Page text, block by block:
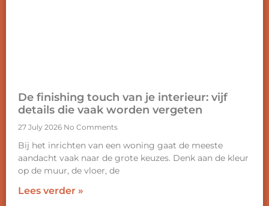
De finishing touch van je interieur: vijf
details die vaak worden vergeten
27 July 2026 No Comments
Bij het inrichten van een woning gaat de meeste
aandacht vaak naar de grote keuzes. Denk aan de kleur
op de muur, de vloer, de
Lees verder »